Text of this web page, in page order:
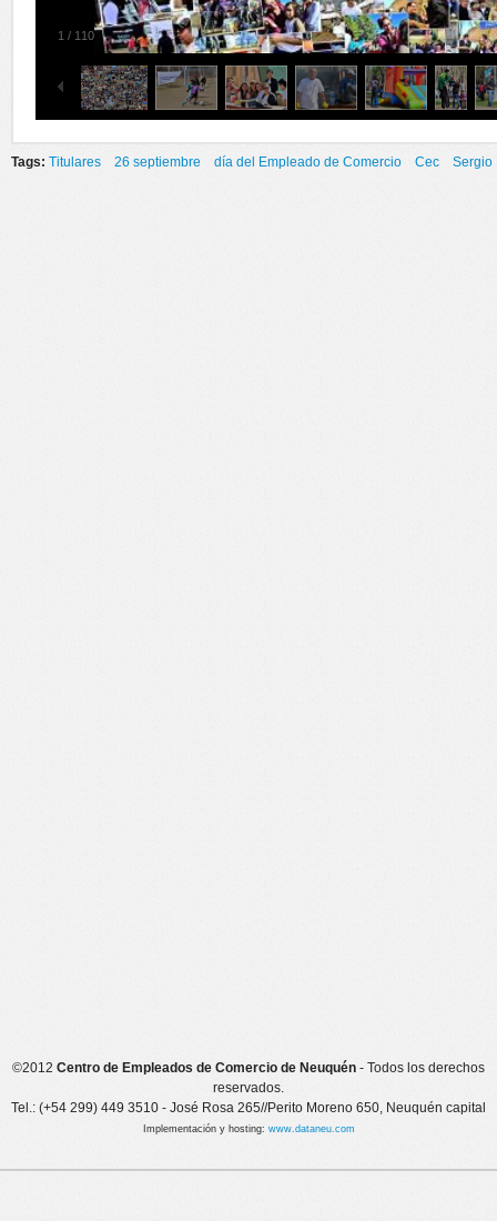
1 / 110
Tags: Titulares 26 septiembre día del Empleado de Comercio Cec Sergio
©2012 Centro de Empleados de Comercio de Neuquén - Todos los derechos
reservados.
Tel.: (+54 299) 449 3510 - José Rosa 265//Perito Moreno 650, Neuquén capital
Implementación y hosting: www.dataneu.com